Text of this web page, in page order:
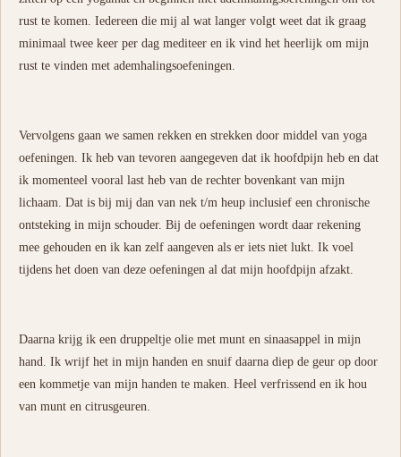
rust te komen. Iedereen die mij al wat langer volgt weet dat ik graag
minimaal twee keer per dag mediteer en ik vind het heerlijk om mijn
rust te vinden met ademhalingsoefeningen.
Vervolgens gaan we samen rekken en strekken door middel van yoga
oefeningen. Ik heb van tevoren aangegeven dat ik hoofdpijn heb en dat
ik momenteel vooral last heb van de rechter bovenkant van mijn
lichaam. Dat is bij mij dan van nek t/m heup inclusief een chronische
ontsteking in mijn schouder. Bij de oefeningen wordt daar rekening
mee gehouden en ik kan zelf aangeven als er iets niet lukt. Ik voel
tijdens het doen van deze oefeningen al dat mijn hoofdpijn afzakt.
Daarna krijg ik een druppeltje olie met munt en sinaasappel in mijn
hand. Ik wrijf het in mijn handen en snuif daarna diep de geur op door
een kommetje van mijn handen te maken. Heel verfrissend en ik hou
van munt en citrusgeuren.